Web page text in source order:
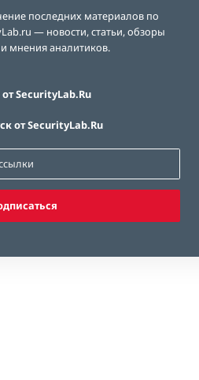
последних материалов по
— новости, статьи, обзоры
мнения аналитиков.
SecurityLab.Ru
от SecurityLab.Ru